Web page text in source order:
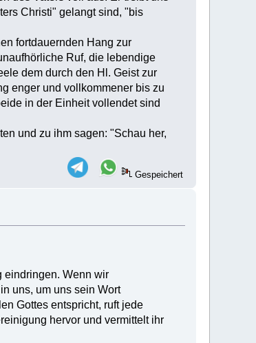
Christi" gelangt sind, "bis
fortdauernden Hang zur
Ruf, die lebendige
dem durch den Hl. Geist zur
enger und vollkommener bis zu
in der Einheit vollendet sind
und zu ihm sagen: "Schau her,
Gespeichert
eindringen. Wenn wir
uns, um uns sein Wort
Gottes entspricht, ruft jede
hervor und vermittelt ihr